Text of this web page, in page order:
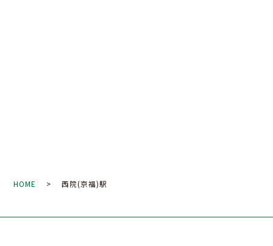
HOME > 西院(京福)駅